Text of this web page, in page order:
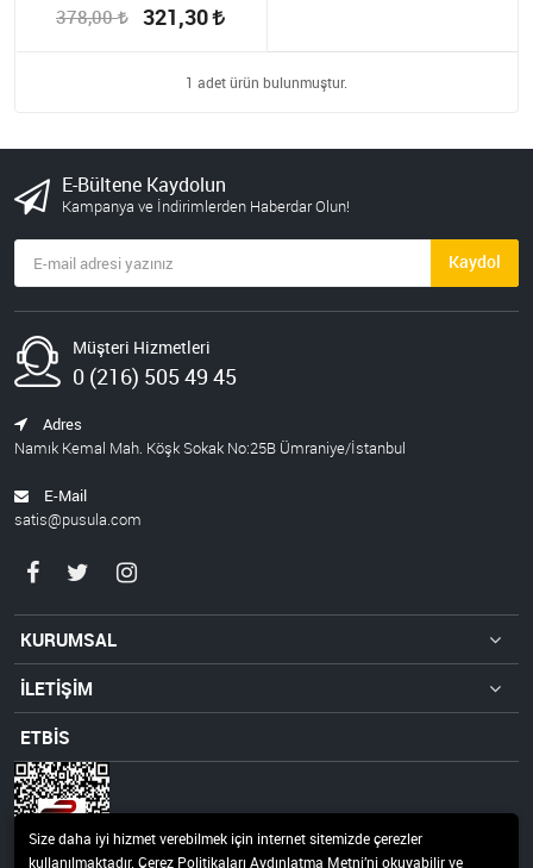
378,00 321,30
1 adet ürün bulunmuştur.
E-Bültene Kaydolun
Kampanya ve İndirimlerden Haberdar Olun!
Kaydol
Müşteri Hizmetleri
0 (216) 505 49 45
Adres
Namık Kemal Mah. Köşk Sokak No:25B Ümraniye/İstanbul
E-Mail
satis@pusula.com
KURUMSAL
İLETİŞİM
ETBİS
Size daha iyi hizmet verebilmek için internet sitemizde çerezler
kullanılmaktadır. Çerez Politikaları Aydınlatma Metni’ni okuyabilir ve